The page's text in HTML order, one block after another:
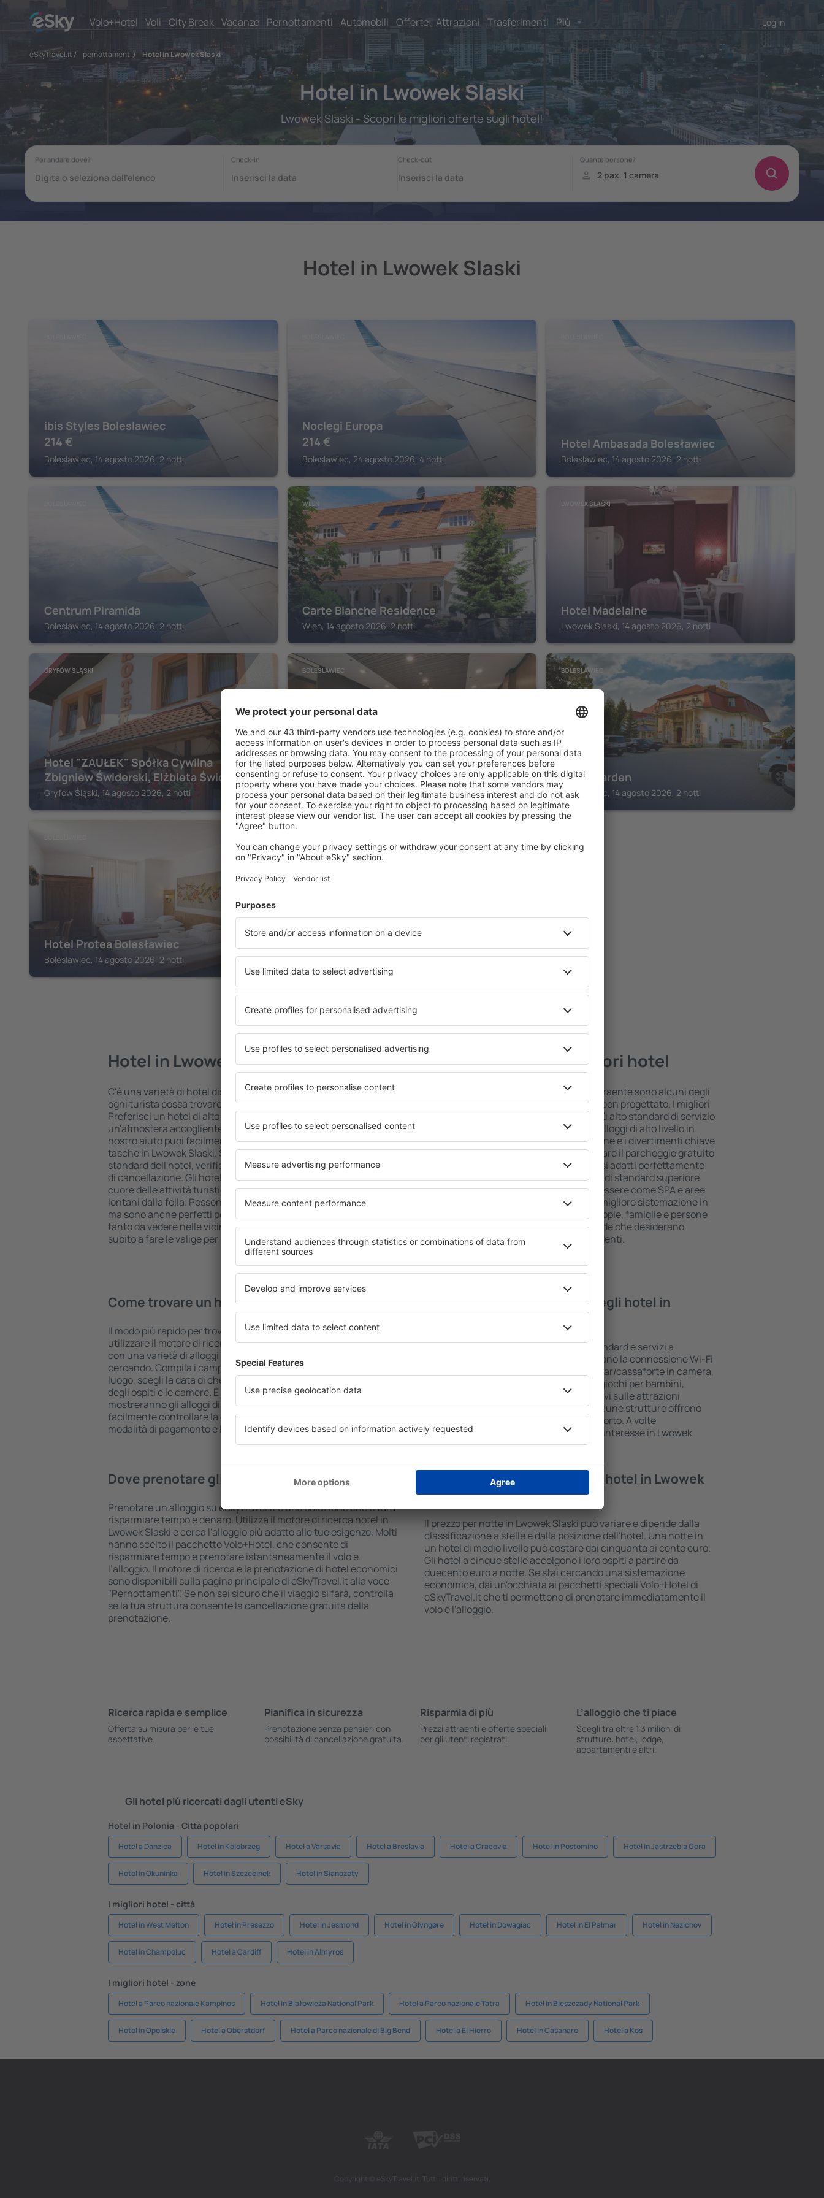
Volo+Hotel Voli City Break Vacanze Pernottamenti Automobili Offerte Attrazioni Trasferimenti Più Log in
eSkyTravel.it / pernottamenti/ Hotel in Lwowek Slaski
Hotel in Lwowek Slaski
Lwowek Slaski - Scopri le migliori offerte sugli hotel!
Hotel in Lwowek Slaski
ibis Styles Boleslawiec
214 €
Boleslawiec, 14 agosto 2026, 2 notti
Noclegi Europa
214 €
Boleslawiec, 24 agosto 2026, 4 notti
Hotel Ambasada Bolesławiec
Boleslawiec, 14 agosto 2026, 2 notti
Centrum Piramida
Boleslawiec, 14 agosto 2026, 2 notti
WLEN
Carte Blanche Residence
Wlen, 14 agosto 2026, 2 notti
LWOWEK SLASKI
Hotel Madelaine
Lwowek Slaski, 14 agosto 2026, 2 notti
GRYFÓW ŚLĄSKI
Hotel "ZAUŁEK" Spółka Cywilna
Zbigniew Świderski, Elżbieta Świderska
Gryfów Śląski, 14 agosto 2026, 2 notti
BOLESLAWIEC
Hotel Centrum
Boleslawiec, 14 agosto 2026, 2 notti
BOLESLAWIEC
Hotel Garden
Boleslawiec, 14 agosto 2026, 2 notti
Hotel Protea Bolesławiec
Boleslawiec, 14 agosto 2026, 2 notti Boleslawiec, 14 agosto 2026, 2 notti
Vedi più hotel in Lwowek Slaski
Hotel in Lwowek Slaski
C'è una varietà di hotel disponibili in Lwowek Slaski, in modo che
ogni turista possa trovare quello più adatto alle sue esigenze.
Preferisci un hotel di alto livello all inclusive oppure un hotel con
un'atmosfera accogliente e una sistemazione economica? Con il
nostro aiuto puoi facilmente prenotare un alloggio per tutte le
tasche in Lwowek Slaski. Seleziona la destinazione desiderata e lo
standard dell'hotel, verifica le modalità di pagamento e le opzioni
di cancellazione. Gli hotel in Lwowek Slaski si trovano proprio nel
cuore delle attività turistiche popolari, ma anche un po' più
lontani dalla folla. Possono accoglierti per una vacanza più lunga,
ma sono anche perfetti per una notte di riposo quando c'è così
tanto da vedere nelle vicinanze. Scegli un hotel per te e inizia
subito a fare le valige per una vacanza o un viaggio d'affari!
Lwowek Slaski – i migliori hotel
Una varietà di servizi e una posizione attraente sono alcuni degli
elementi chiave di un hotel all inclusive ben progettato. I migliori
hotel in Lwowek Slaski garantiscono il più alto standard di servizio
e una gamma di servizi per gli ospiti. Gli alloggi di alto livello in
Lwowek Slaski offrono la migliore posizione e i divertimenti chiave
nelle vicinanze. Gli ospiti possono utilizzare il parcheggio gratuito
e scegliere una camera o una suite che si adatti perfettamente
alle loro esigenze. È probabile che l'hotel di standard superiore
offra un menù variegato, delle aree benessere come SPA e aree
fitness, nonché attività per bambini. La migliore sistemazione in
Lwowek Slaski è la scelta perfetta per coppie, famiglie e persone
in viaggio d'affari, così come per le aziende che desiderano
organizzare workshop per i propri dipendenti.
Come trovare un hotel in Lwowek Slaski?
Il modo più rapido per trovare un hotel in Lwowek Slaski è
utilizzare il motore di ricerca di alloggi eSky. Un ampio database
con una varietà di alloggi è la garanzia di trovare quello che stai
cercando. Compila i campi del motore di ricerca: seleziona il
luogo, scegli la data di check-in e check-out, aggiungi il numero
degli ospiti e le camere. È fatta! I risultati della ricerca ti
mostreranno gli alloggi disponibili nelle date selezionate. Puoi
facilmente controllare la distanza dall'hotel al centro città, le
modalità di pagamento e la classificazione a stelle.
Quali servizi posso trovare negli hotel in
Lwowek Slaski?
Gli hotel in Lwowek Slaski hanno vari standard e servizi a
disposizione per gli ospiti. I più comuni sono la connessione Wi-Fi
gratuita, aree benessere con SPA, mini bar/cassaforte in camera,
centro commerciale, zona pranzo, area giochi per bambini,
parcheggio gratuito e opuscoli informativi sulle attrazioni
turistiche più interessanti della zona. Alcune strutture offrono
anche mezzi di trasporto da e per l'aeroporto. A volte
incoraggiano anche a visitare i luoghi di interesse in Lwowek
Slaski.
Dove prenotare gli hotel in Lwowek Slaski?
Prenotare un alloggio su eSkyTravel.it è una soluzione che ti farà
risparmiare tempo e denaro. Utilizza il motore di ricerca hotel in
Lwowek Slaski e cerca l'alloggio più adatto alle tue esigenze. Molti
hanno scelto il pacchetto Volo+Hotel, che consente di
risparmiare tempo e prenotare istantaneamente il volo e
l’alloggio. Il motore di ricerca e la prenotazione di hotel economici
sono disponibili sulla pagina principale di eSkyTravel.it alla voce
"Pernottamenti". Se non sei sicuro che il viaggio si farà, controlla
se la tua struttura consente la cancellazione gratuita della
prenotazione.
Quanto costa una notte in un hotel in Lwowek
Slaski?
Il prezzo per notte in Lwowek Slaski può variare e dipende dalla
classificazione a stelle e dalla posizione dell'hotel. Una notte in
un hotel di medio livello può costare dai cinquanta ai cento euro.
Gli hotel a cinque stelle accolgono i loro ospiti a partire da
duecento euro a notte. Se stai cercando una sistemazione
economica, dai un'occhiata ai pacchetti speciali Volo+Hotel di
eSkyTravel.it che ti permettono di prenotare immediatamente il
volo e l'alloggio.
Ricerca rapida e semplice
Offerta su misura per le tue
aspettative.
Pianifica in sicurezza
Prenotazione senza pensieri con
possibilità di cancellazione gratuita.
Risparmia di più
Prezzi attraenti e offerte speciali
per gli utenti registrati.
L’alloggio che ti piace
Scegli tra oltre 1,3 milioni di
strutture: hotel, lodge,
appartamenti e altri.
Gli hotel più ricercati dagli utenti eSky
Hotel in Polonia - Città popolari
Hotel a Danzica Hotel in Kolobrzeg Hotel a Varsavia Hotel a Breslavia Hotel a Cracovia Hotel in Postomino Hotel in Jastrzebia Gora
Hotel in Okuninka Hotel in Szczecinek Hotel in Sianozety
I migliori hotel - città
Hotel in West Melton Hotel in Presezzo Hotel in Jesmond Hotel in Glyngøre Hotel in Dowagiac Hotel in El Palmar Hotel in Nezichov
Hotel in Champoluc Hotel a Cardiff Hotel in Almyros
I migliori hotel - zone
Hotel a Parco nazionale Kampinos Hotel in Białowieża National Park Hotel a Parco nazionale Tatra Hotel in Bieszczady National Park
Hotel in Opolskie Hotel a Oberstdorf Hotel a Parco nazionale di Big Bend Hotel a El Hierro Hotel in Casanare Hotel a Kos
Copyright © eSkyTravel.it. Tutti i diritti riservati.